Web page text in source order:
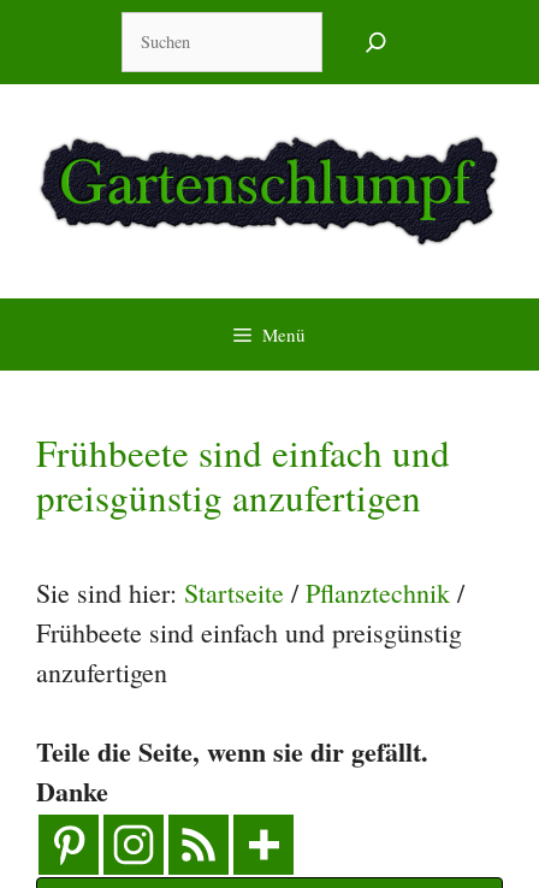
Menü
Frühbeete sind einfach und
preisgünstig anzufertigen
Sie sind hier: Startseite /Pflanztechnik /
Frühbeete sind einfach und preisgünstig
anzufertigen
Teile die Seite, wenn sie dir gefällt.
Danke